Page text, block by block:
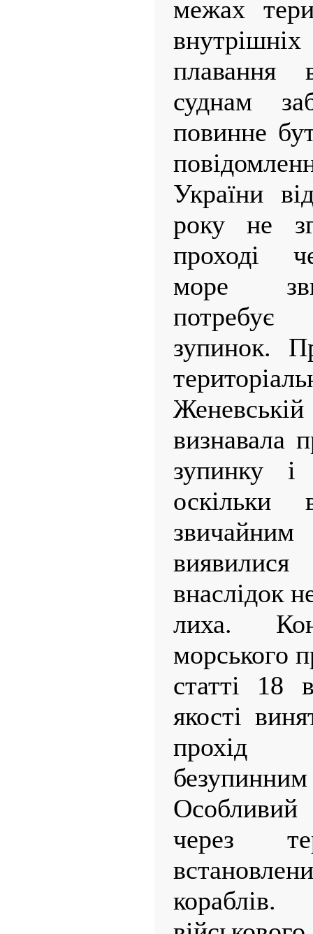
межах
плавання
суднам
повинне
України
року не
проході
море
потребує
зупинок.
Женевській
визнавала
зупинку і
оскільки
внаслідок
лиха.
морського
статті 18
якості
прохід
через